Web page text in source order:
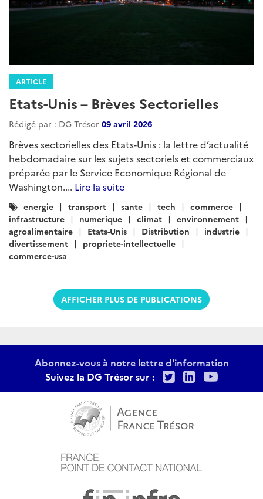
ARTICLE
Etats-Unis – Brèves Sectorielles
Rédigé par : DG Trésor 09 avril 2026
Brèves sectorielles des Etats-Unis : la lettre d’actualité
hebdomadaire sur les sujets sectoriels et commerciaux
préparée par le Service Economique Régional de
Washington.... Lire la suite
Catégories
:
energie transport sante tech
commerce
infrastructure
numerique climat
environnement
agroalimentaire
Etats-Unis Distribution
industrie
divertissement
propriete-intellectuelle
commerce-usa
AFFICHER PLUS DE PUBLICATIONS
Abonnez-vous à notre lettre d'information
Suivez la DG Trésor sur :
TwitterLinkedIn